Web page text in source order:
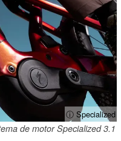
ⓘ Specialized
de motor Specialized 3.1